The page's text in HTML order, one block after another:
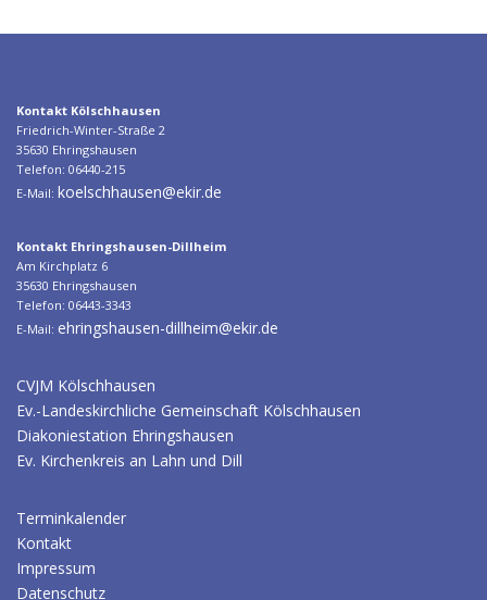
Kontakt Kölschhausen
Friedrich-Winter-Straße 2
35630 Ehringshausen
Telefon: 06440-215
E-Mail: koelschhausen@ekir.de
Kontakt Ehringshausen-Dillheim
Am Kirchplatz 6
35630 Ehringshausen
Telefon: 06443-3343
E-Mail: ehringshausen-dillheim@ekir.de
CVJM Kölschhausen
Ev.-Landeskirchliche Gemeinschaft Kölschhausen
Diakoniestation Ehringshausen
Ev. Kirchenkreis an Lahn und Dill
Terminkalender
Kontakt
Impressum
Datenschutz